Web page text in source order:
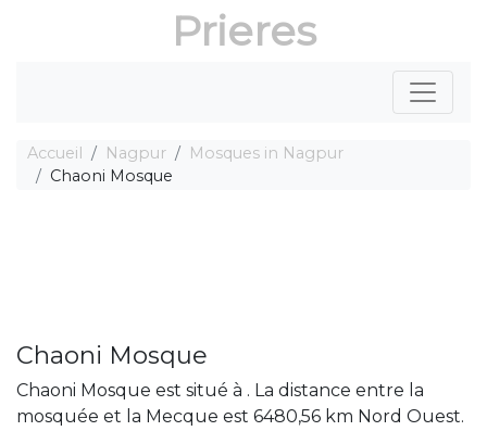
Prieres
Accueil Nagpur
Mosques in Nagpur
Chaoni Mosque
Chaoni Mosque
Chaoni Mosque est situé à . La distance entre la
mosquée et la Mecque est 6480,56 km Nord Ouest.